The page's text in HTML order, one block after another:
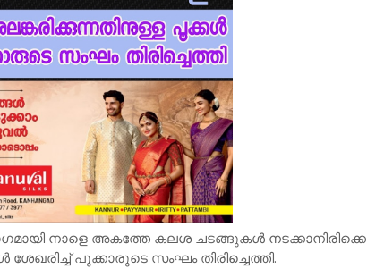
നാളെ അകത്തേ കലശ ചടങ്ങുകൾ നടക്കാനിരിക്കെ
പൂക്കാരുടെ സംഘം തിരിച്ചെത്തി.